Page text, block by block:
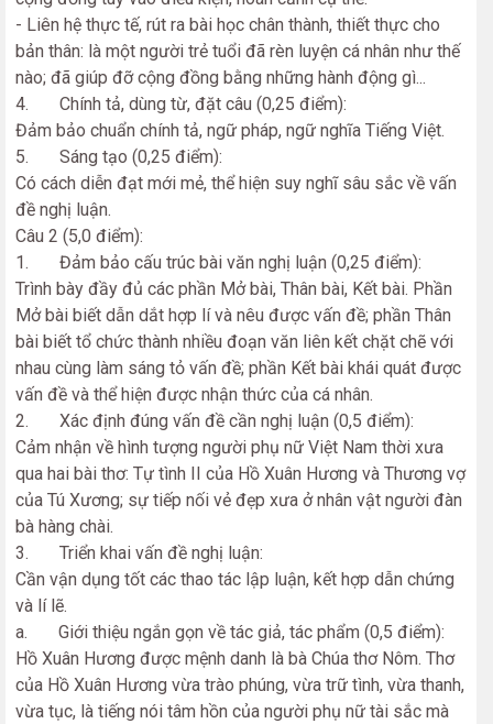
- Liên hệ thực tế, rút ra bài học chân thành, thiết thực cho
bản thân: là một người trẻ tuổi đã rèn luyện cá nhân như thế
nào; đã giúp đỡ cộng đồng bằng những hành động gì...
4. Chính tả, dùng từ, đặt câu (0,25 điểm):
Đảm bảo chuẩn chính tả, ngữ pháp, ngữ nghĩa Tiếng Việt.
5. Sáng tạo (0,25 điểm):
Có cách diễn đạt mới mẻ, thể hiện suy nghĩ sâu sắc về vấn
đề nghị luận.
Câu 2 (5,0 điểm):
1. Đảm bảo cấu trúc bài văn nghị luận (0,25 điểm):
Trình bày đầy đủ các phần Mở bài, Thân bài, Kết bài. Phần
Mở bài biết dẫn dắt hợp lí và nêu được vấn đề; phần Thân
bài biết tổ chức thành nhiều đoạn văn liên kết chặt chẽ với
nhau cùng làm sáng tỏ vấn đề; phần Kết bài khái quát được
vấn đề và thể hiện được nhận thức của cá nhân.
2. Xác định đúng vấn đề cần nghị luận (0,5 điểm):
Cảm nhận về hình tượng người phụ nữ Việt Nam thời xưa
qua hai bài thơ: Tự tình II của Hồ Xuân Hương và Thương vợ
của Tú Xương; sự tiếp nối vẻ đẹp xưa ở nhân vật người đàn
bà hàng chài.
3. Triển khai vấn đề nghị luận:
Cần vận dụng tốt các thao tác lập luận, kết hợp dẫn chứng
và lí lẽ.
a. Giới thiệu ngắn gọn về tác giả, tác phẩm (0,5 điểm):
Hồ Xuân Hương được mệnh danh là bà Chúa thơ Nôm. Thơ
của Hồ Xuân Hương vừa trào phúng, vừa trữ tình, vừa thanh,
vừa tục, là tiếng nói tâm hồn của người phụ nữ tài sắc mà